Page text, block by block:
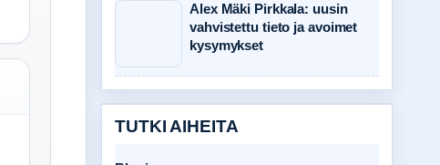
Alex Mäki Pirkkala: uusin
vahvistettu tieto ja avoimet
kysymykset
TUTKI AIHEITA